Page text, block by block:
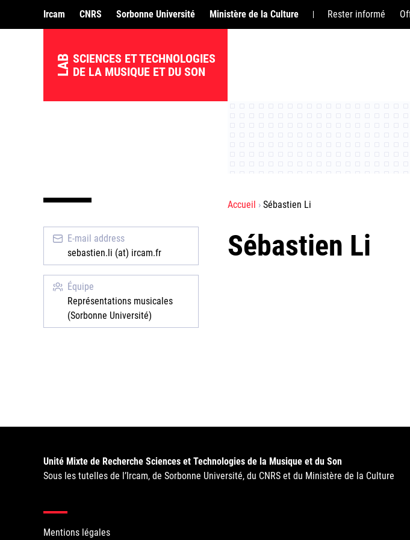
LAB SCIENCES ET TECHNOLOGIES
DE LA MUSIQUE ET DU SON
Ircam CNRS Sorbonne Université Ministère de la Culture Rester informé
Accueil Sébastien Li
Sébastien Li
E-mail address
sebastien.li (at) ircam.fr
Équipe
Représentations musicales
(Sorbonne Université)
Unité Mixte de Recherche Sciences et Technologies de la Musique et du Son
Sous les tutelles de l’Ircam, de Sorbonne Université, du CNRS et du Ministère de la Culture
Mentions légales